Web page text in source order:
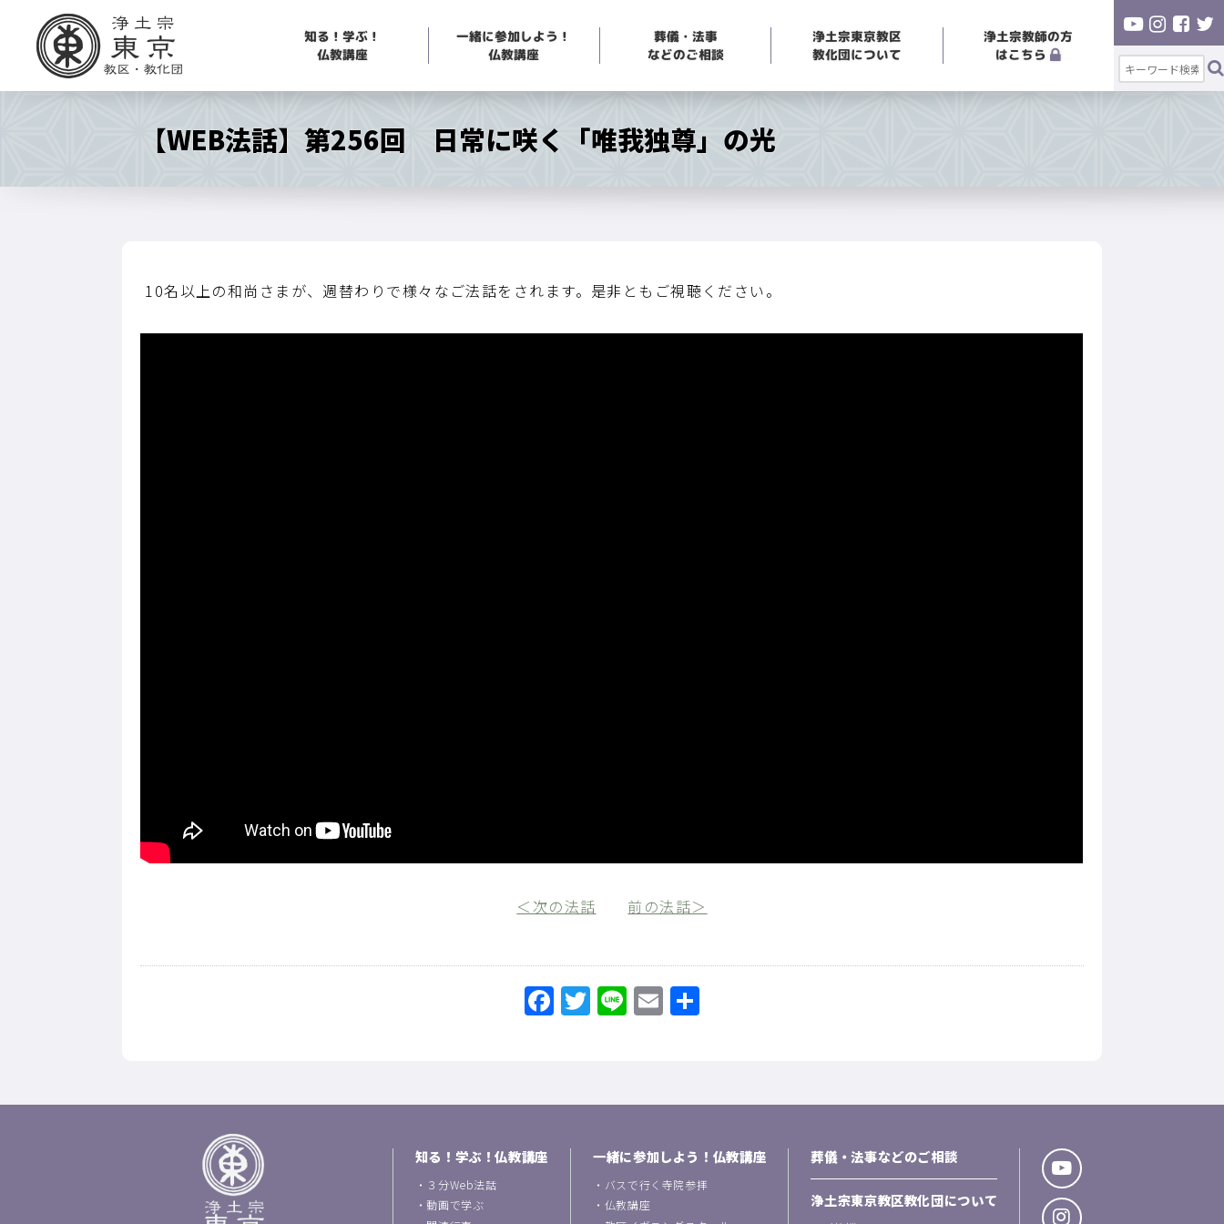
知る！学ぶ！
仏教講座
一緒に参加しよう！
仏教講座
葬儀・法事
などのご相談
浄土宗東京教区
教化団について
浄土宗教師の方
はこちら
【WEB法話】第256回 日常に咲く「唯我独尊」の光
10名以上の和尚さまが、週替わりで様々なご法話をされます。是非ともご視聴ください。
＜次の法話 前の法話＞
Facebook
Twitter
LineEmail
知る！学ぶ！仏教講座
・ ３分Web法話
・動画で学ぶ
一緒に参加しよう！仏教講座
・ バスで行く寺院参拝
・ 仏教講座
葬儀・法事などのご相談
浄土宗東京教区教化団について